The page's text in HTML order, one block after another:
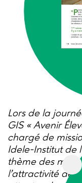
Lors de la
GIS « Avenir
chargé de
Idele-Institut de
thème des
l’attractivité des